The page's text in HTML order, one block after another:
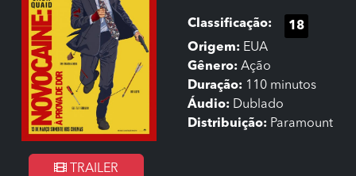
TRAILER
Classificação:
18
Origem: EUA
Gênero: Ação
Duração: 110 minutos
Áudio: Dublado
Distribuição: Paramount